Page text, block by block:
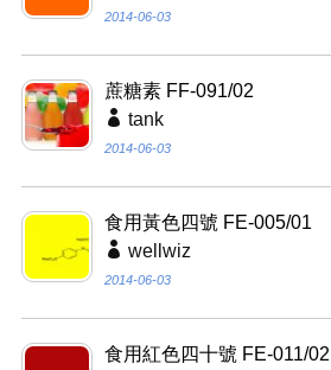
2014-06-03
蔗糖素 FF-091/02
tank
2014-06-03
食用黃色四號 FE-005/01
wellwiz
2014-06-03
食用紅色四十號 FE-011/02